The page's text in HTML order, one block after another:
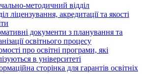
методичний відділ
ліцензування, акредитації та якості
документи з планування та
освітнього процесу
про освітні програми, які
в університеті
сторінка для гарантів освітніх